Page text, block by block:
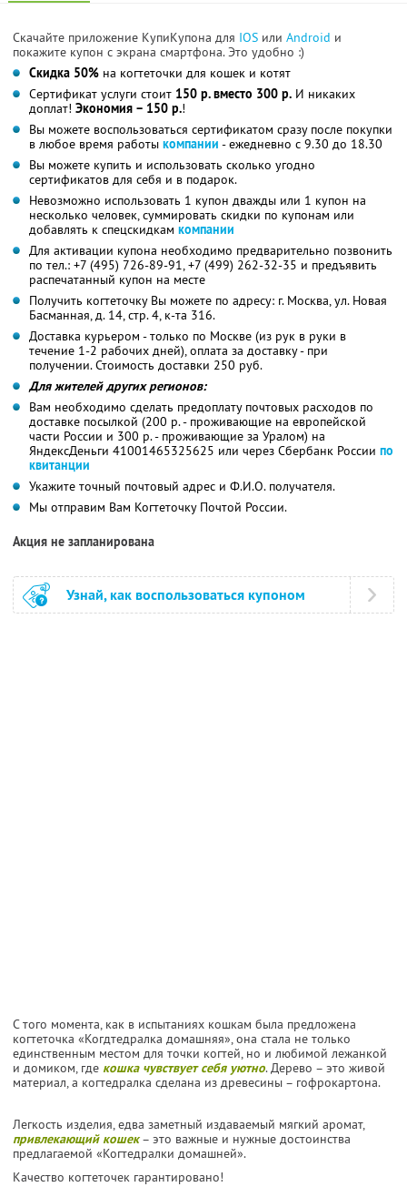
Скачайте приложение КупиКупона для IOS или Android и
покажите купон с экрана смартфона. Это удобно :)
Скидка 50% на когтеточки для кошек и котят
Сертификат услуги стоит 150 р. вместо 300 р. И никаких
доплат! Экономия – 150 р.!
Вы можете воспользоваться сертификатом сразу после покупки
в любое время работы компании - ежедневно с 9.30 до 18.30
Вы можете купить и использовать сколько угодно
сертификатов для себя и в подарок.
Невозможно использовать 1 купон дважды или 1 купон на
несколько человек, суммировать скидки по купонам или
добавлять к спецскидкам компании
Для активации купона необходимо предварительно позвонить
по тел.: +7 (495) 726-89-91, +7 (499) 262-32-35 и предъявить
распечатанный купон на месте
Получить когтеточку Вы можете по адресу: г. Москва, ул. Новая
Басманная, д. 14, стр. 4, к-та 316.
Доставка курьером - только по Москве (из рук в руки в
течение 1-2 рабочих дней), оплата за доставку - при
получении. Стоимость доставки 250 руб.
Для жителей других регионов:
Вам необходимо сделать предоплату почтовых расходов по
доставке посылкой (200 р. - проживающие на европейской
части России и 300 р. - проживающие за Уралом) на
ЯндексДеньги 41001465325625 или через Сбербанк России по
квитанции
Укажите точный почтовый адрес и Ф.И.О. получателя.
Мы отправим Вам Когтеточку Почтой России.
Акция не запланирована
Узнай, как воспользоваться купоном
С того момента, как в испытаниях кошкам была предложена
когтеточка «Когдтедралка домашняя», она стала не только
единственным местом для точки когтей, но и любимой лежанкой
и домиком, где кошка чувствует себя уютно. Дерево – это живой
материал, а когтедралка сделана из древесины – гофрокартона.
Легкость изделия, едва заметный издаваемый мягкий аромат,
привлекающий кошек– это важные и нужные достоинства
предлагаемой «Когтедралки домашней».
Качество когтеточек гарантировано!